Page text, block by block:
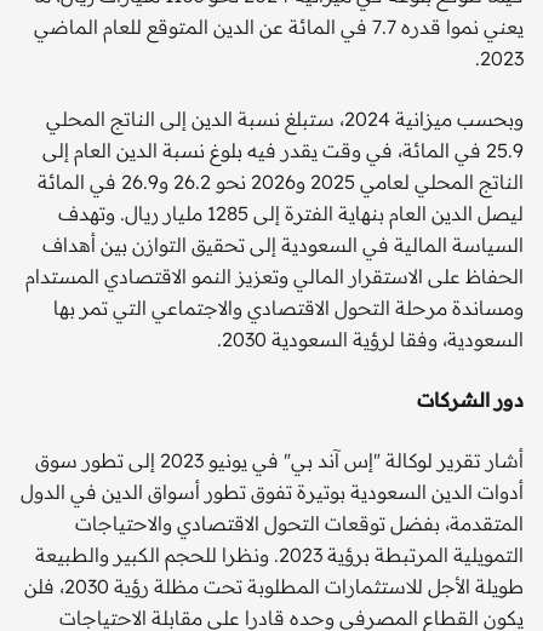
يعني نموا قدره 7.7 في المائة عن الدين المتوقع للعام الماضي
2023.
وبحسب ميزانية 2024، ستبلغ نسبة الدين إلى الناتج المحلي
25.9 في المائة، في وقت يقدر فيه بلوغ نسبة الدين العام إلى
الناتج المحلي لعامي 2025 و2026 نحو 26.2 و26.9 في المائة
ليصل الدين العام بنهاية الفترة إلى 1285 مليار ريال. وتهدف
السياسة المالية في السعودية إلى تحقيق التوازن بين أهداف
الحفاظ على الاستقرار المالي وتعزيز النمو الاقتصادي المستدام
ومساندة مرحلة التحول الاقتصادي والاجتماعي التي تمر بها
السعودية، وفقا لرؤية السعودية 2030.
دور الشركات
أشار تقرير لوكالة "إس آند بي" في يونيو 2023 إلى تطور سوق
أدوات الدين السعودية بوتيرة تفوق تطور أسواق الدين في الدول
المتقدمة، بفضل توقعات التحول الاقتصادي والاحتياجات
التمويلية المرتبطة برؤية 2023. ونظرا للحجم الكبير والطبيعة
طويلة الأجل للاستثمارات المطلوبة تحت مظلة رؤية 2030، فلن
يكون القطاع المصرفي وحده قادرا على مقابلة الاحتياجات